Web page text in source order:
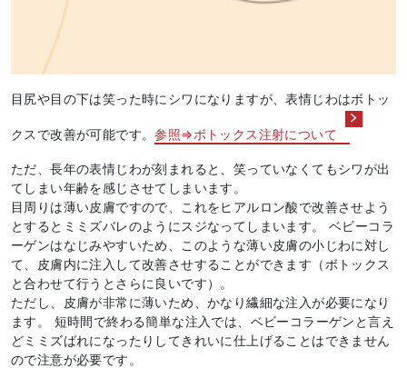
目尻や目の下は笑った時にシワになりますが、表情じわはボトッ
クスで改善が可能です。参照⇒ボトックス注射について
ただ、長年の表情じわが刻まれると、笑っていなくてもシワが出
てしまい年齢を感じさせてしまいます。
目周りは薄い皮膚ですので、これをヒアルロン酸で改善させよう
とするとミミズバレのようにスジなってしまいます。 ベビーコラ
ーゲンはなじみやすいため、このような薄い皮膚の小じわに対し
て、皮膚内に注入して改善させすることができます（ボトックス
と合わせて行うとさらに良いです）。
ただし、皮膚が非常に薄いため、かなり繊細な注入が必要になり
ます。 短時間で終わる簡単な注入では、ベビーコラーゲンと言え
どミミズばれになったりしてきれいに仕上げることはできません
ので注意が必要です。